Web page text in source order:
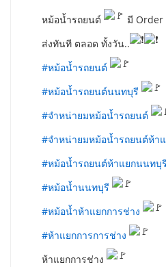
หม้อน้ำรถยนต์ มี Order
ส่งทันที ตลอด ทั้งวัน..
#หม้อน้ำรถยนต์
#หม้อน้ำรถยนต์นนทบุรี
#จำหน่ายมหม้อน้ำรถยนต์
#จำหน่ายมหม้อน้ำรถยนต์ห้า
#หม้อน้ำรถยนต์ห้าแยกนนทบุรี
#หม้อน้ำนนทบุรี
#หม้อน้ำห้าแยกการช่าง
#ห้าแยกการการช่าง
ห้าแยกการช่าง